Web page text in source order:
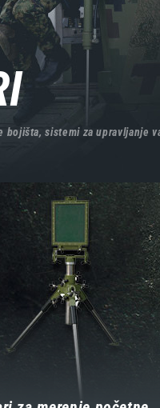
sistemi za upravljanje